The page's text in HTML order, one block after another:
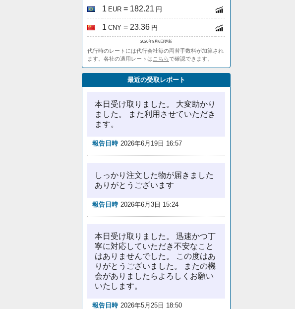
1 EUR = 182.21 円
1 CNY = 23.36 円
2026年8月6日更新
代行時のレートには代行会社毎の両替手数料が加算され
ます。各社の適用レートは こちらで確認できます。
最近の受取レポート
本日受け取りました。 大変助かり
ました。 また利用させていただき
ます。
報告日時 2026年6月19日 16:57
しっかり注文した物が届きました
ありがとうございます
報告日時 2026年6月3日 15:24
本日受け取りました。 迅速かつ丁
寧に対応していただき不安なこと
はありませんでした。 この度はあ
りがとうございました。 またの機
会がありましたらよろしくお願い
いたします。
報告日時 2026年5月25日 18:50